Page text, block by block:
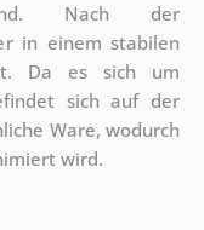
Nach der
in einem stabilen
Da es sich um
sich auf der
Ware, wodurch
wird.